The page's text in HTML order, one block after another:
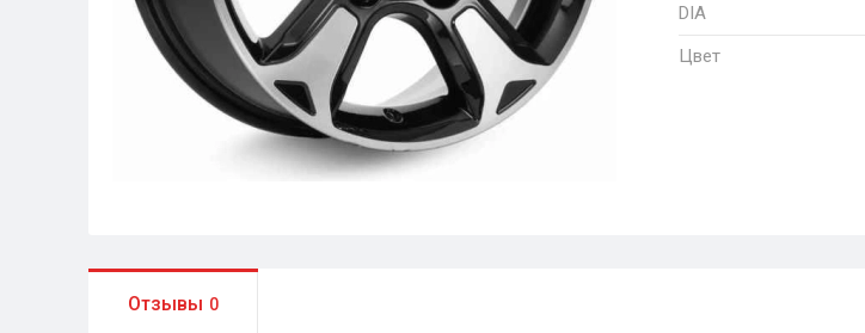
DIA
Цвет
Отзывы 0